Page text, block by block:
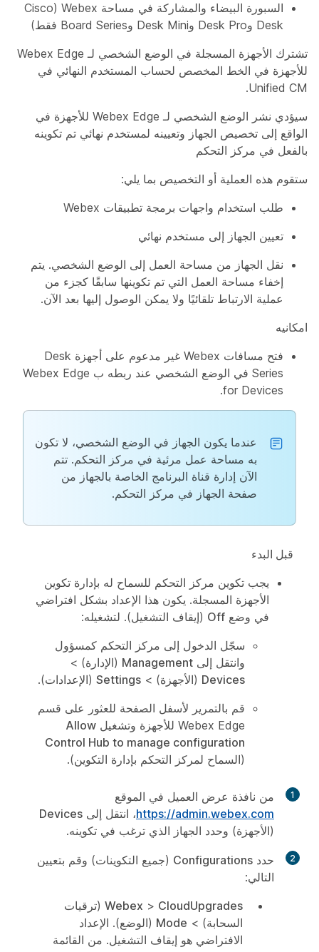
السبورة البيضاء والمشاركة في مساحة Webex (Cisco
Desk وDesk Pro وDesk Mini وBoard Series فقط)
تشترك الأجهزة المسجلة في الوضع الشخصي لـ Webex Edge
للأجهزة في الخط المخصص لحساب المستخدم النهائي في
Unified CM.
سيؤدي نشر الوضع الشخصي لـ Webex Edge للأجهزة في
الواقع إلى تخصيص الجهاز وتعيينه لمستخدم نهائي تم تكوينه
بالفعل في مركز التحكم
ستقوم هذه العملية أو التخصيص بما يلي:
طلب استخدام واجهات برمجة تطبيقات Webex
تعيين الجهاز إلى مستخدم نهائي
نقل الجهاز من مساحة العمل إلى الوضع الشخصي. يتم
إخفاء مساحة العمل التي تم تكوينها سابقًا كجزء من
عملية الارتباط تلقائيًا ولا يمكن الوصول إليها بعد الآن.
امكانيه
فتح مسافات Webex غير مدعوم على أجهزة Desk
Series في الوضع الشخصي عند ربطه ب Webex Edge
for Devices.
عندما يكون الجهاز في الوضع الشخصي، لا تكون
به مساحة عمل مرئية في مركز التحكم. تتم
الآن إدارة قناة البرنامج الخاصة بالجهاز من
صفحة الجهاز في مركز التحكم.
‏‫قبل البدء‬
يجب تكوين مركز التحكم للسماح له بإدارة تكوين
الأجهزة المسجلة. يكون هذا الإعداد بشكل افتراضي
في وضع Off (إيقاف التشغيل). لتشغيله:
سجّل الدخول إلى مركز التحكم كمسؤول
وانتقل إلى Management (الإدارة) >
Devices (الأجهزة) > Settings (الإعدادات).
قم بالتمرير لأسفل الصفحة للعثور على قسم
Webex Edge للأجهزة وتشغيل
Allow
Control Hub to manage configuration
(السماح لمركز التحكم بإدارة التكوين).
1
من نافذة عرض العميل في الموقع
https://admin.webex.com، انتقل إلى Devices‎
(الأجهزة) وحدد الجهاز الذي ترغب في تكوينه.
2 حدد Configurations (جميع التكوينات) وقم بتعيين
التالي:
Webex > CloudUpgrades
(ترقيات
السحابة) > Mode (الوضع). الإعداد
الافتراضي هو إيقاف التشغيل. من القائمة